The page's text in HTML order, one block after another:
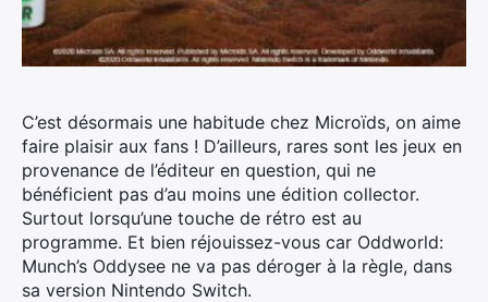
C’est désormais une habitude chez Microïds, on aime
faire plaisir aux fans ! D’ailleurs, rares sont les jeux en
provenance de l’éditeur en question, qui ne
bénéficient pas d’au moins une édition collector.
Surtout lorsqu’une touche de rétro est au
programme. Et bien réjouissez-vous car Oddworld:
Munch’s Oddysee ne va pas déroger à la règle, dans
sa version Nintendo Switch.